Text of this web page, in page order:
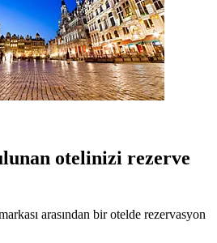
otelinizi rezerve
arasından bir otelde rezervasyon